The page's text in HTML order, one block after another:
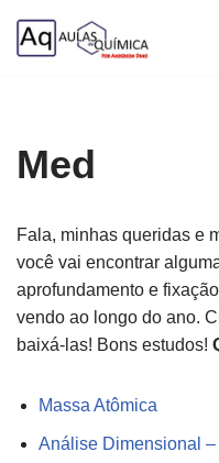
Pular
Med
Fala, minhas queridas e
você vai encontrar
aprofundamento e
vendo ao longo do ano.
baixá-las! Bons estudos!
Massa Atômica
Análise Dimensional –